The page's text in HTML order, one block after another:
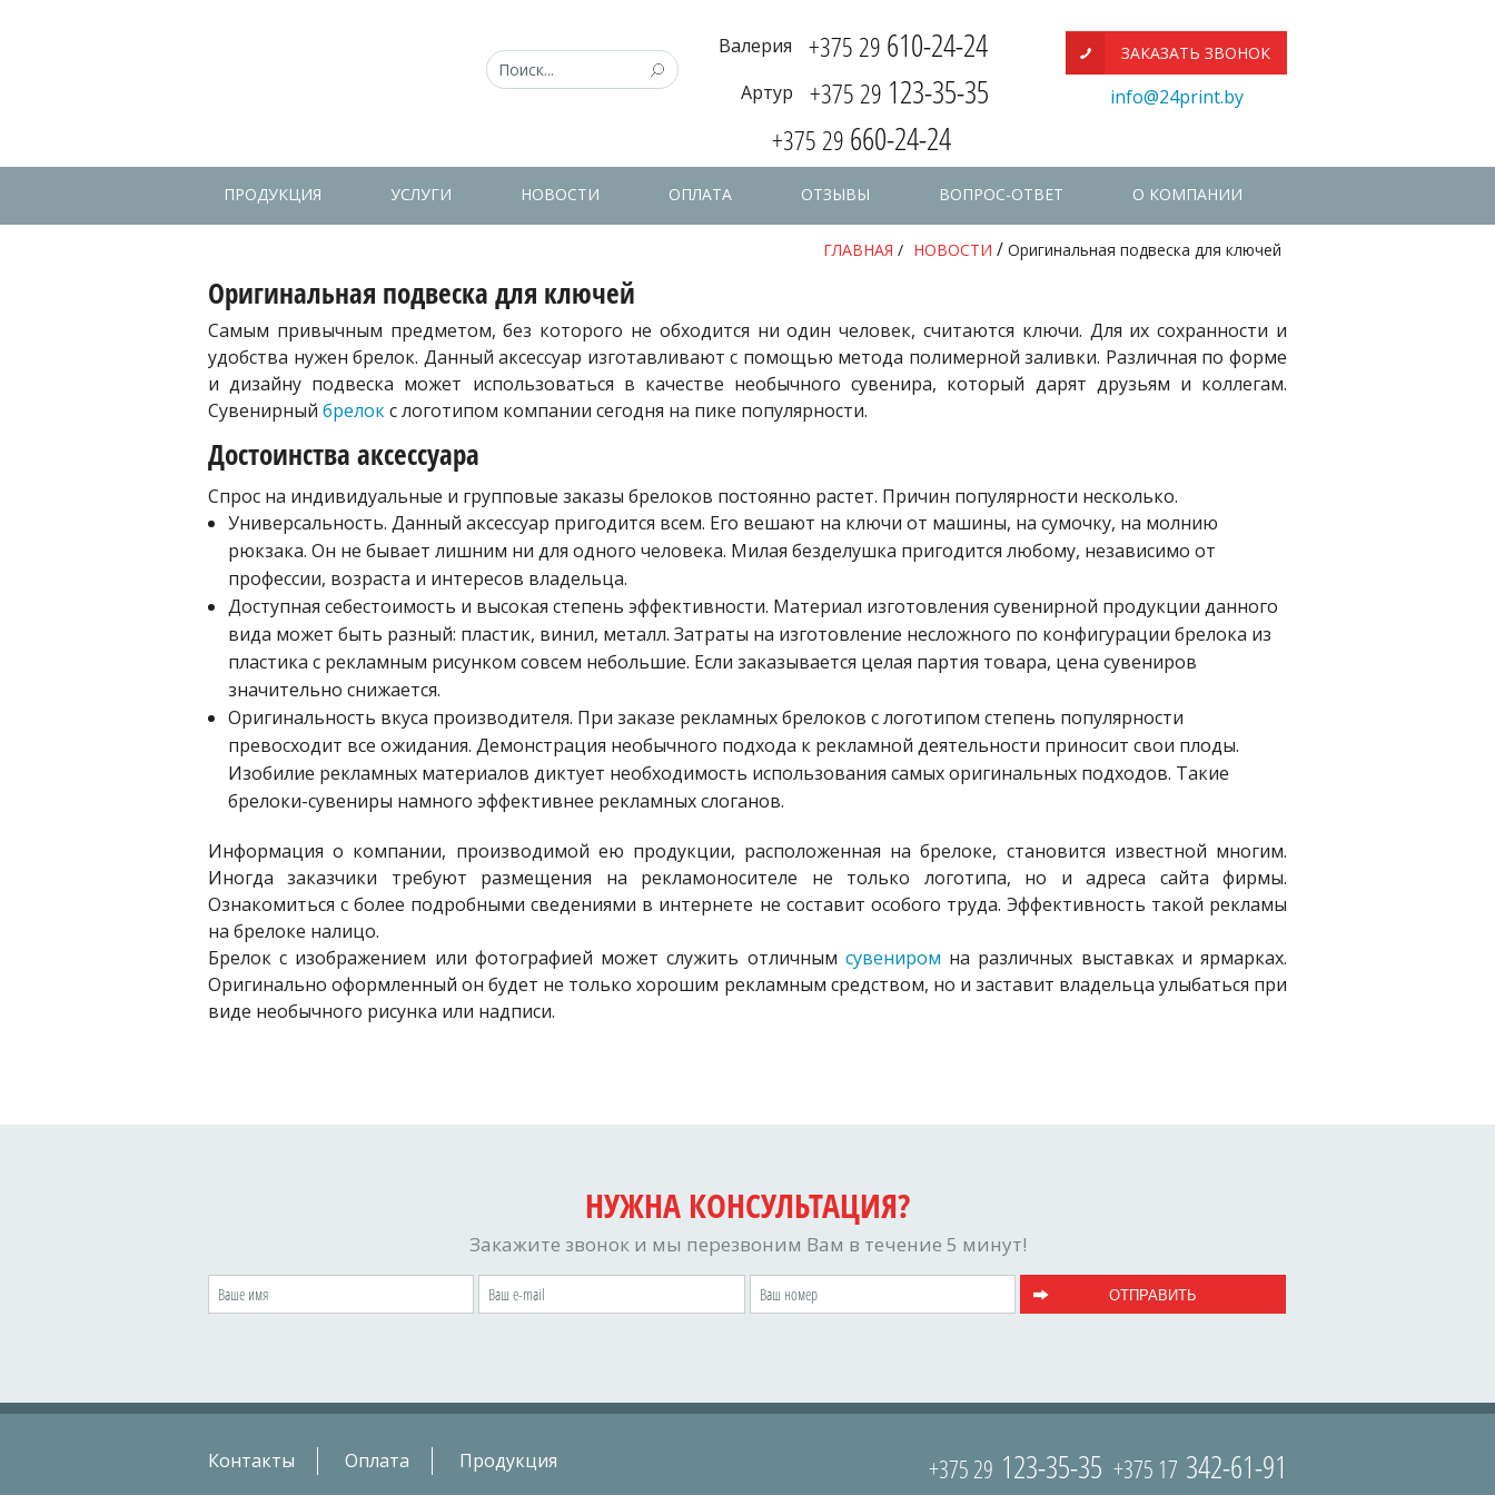
Валерия +375 29 610-24-24
Артур +375 29 123-35-35
+375 29 660-24-24
ЗАКАЗАТЬ ЗВОНОК
info@24print.by
ПРОДУКЦИЯ УСЛУГИ НОВОСТИ ОПЛАТА ОТЗЫВЫ ВОПРОС-ОТВЕТ О КОМПАНИИ
ГЛАВНАЯ / НОВОСТИ / Оригинальная подвеска для ключей
Оригинальная подвеска для ключей
Самым привычным предметом, без которого не обходится ни один человек, считаются ключи. Для их сохранности и
удобства нужен брелок. Данный аксессуар изготавливают с помощью метода полимерной заливки. Различная по форме
и дизайну подвеска может использоваться в качестве необычного сувенира, который дарят друзьям и коллегам.
Сувенирный брелокс логотипом компании сегодня на пике популярности.
Достоинства аксессуара
Спрос на индивидуальные и групповые заказы брелоков постоянно растет. Причин популярности несколько.
Универсальность. Данный аксессуар пригодится всем. Его вешают на ключи от машины, на сумочку, на молнию
рюкзака. Он не бывает лишним ни для одного человека. Милая безделушка пригодится любому, независимо от
профессии, возраста и интересов владельца.
Доступная себестоимость и высокая степень эффективности. Материал изготовления сувенирной продукции данного
вида может быть разный: пластик, винил, металл. Затраты на изготовление несложного по конфигурации брелока из
пластика с рекламным рисунком совсем небольшие. Если заказывается целая партия товара, цена сувениров
значительно снижается.
Оригинальность вкуса производителя. При заказе рекламных брелоков с логотипом степень популярности
превосходит все ожидания. Демонстрация необычного подхода к рекламной деятельности приносит свои плоды.
Изобилие рекламных материалов диктует необходимость использования самых оригинальных подходов. Такие
брелоки-сувениры намного эффективнее рекламных слоганов.
Информация о компании, производимой ею продукции, расположенная на брелоке, становится известной многим.
Иногда заказчики требуют размещения на рекламоносителе не только логотипа, но и адреса сайта фирмы.
Ознакомиться с более подробными сведениями в интернете не составит особого труда. Эффективность такой рекламы
на брелоке налицо.
Брелок с изображением или фотографией может служить отличным сувениром на различных выставках и ярмарках.
Оригинально оформленный он будет не только хорошим рекламным средством, но и заставит владельца улыбаться при
виде необычного рисунка или надписи.
НУЖНА КОНСУЛЬТАЦИЯ?
Закажите звонок и мы перезвоним Вам в течение 5 минут!
Контакты Оплата Продукция +375 17 342-61-91
+375 29 123-35-35